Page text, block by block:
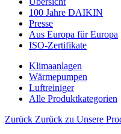
100 Jahre DAIKIN
Presse
Aus Europa für Europa
ISO-Zertifikate
Klimaanlagen
Wärmepumpen
Luftreiniger
Alle Produktkategorien
Zurück Zurück zu Unsere